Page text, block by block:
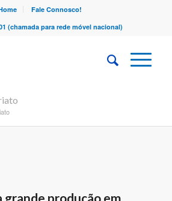
Fale Connosco!
(chamada para rede móvel nacional)
produção em